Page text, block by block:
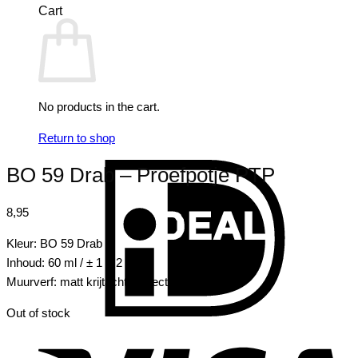
Cart
No products in the cart.
Return to shop
BO 59 Drab – Proefpotje PTP
8,95
Kleur: BO 59 Drab
Inhoud: 60 ml / ± 1 m2
Muurverf: matt krijtachtig effect
Out of stock